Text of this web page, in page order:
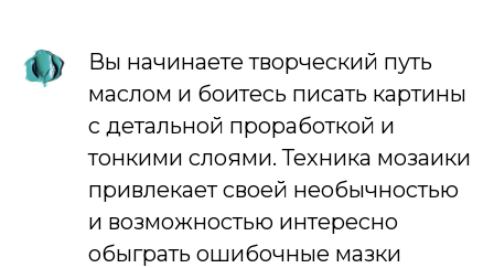
Вы начинаете творческий путь
маслом и боитесь писать картины
с детальной проработкой и
тонкими слоями. Техника мозаики
привлекает своей необычностью
и возможностью интересно
обыграть ошибочные мазки